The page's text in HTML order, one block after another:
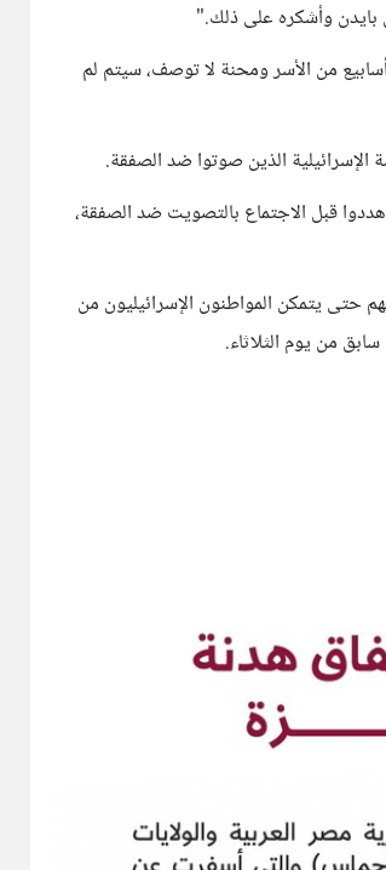
بايدن وأشكره على ذلك."
من الأسر ومحنة لا توصف، سيتم لم
الذين صوتوا ضد الصفقة.
قبل الاجتماع بالتصويت ضد الصفقة،
حتى يتمكن المواطنون الإسرائيليون من
من يوم الثلاثاء.